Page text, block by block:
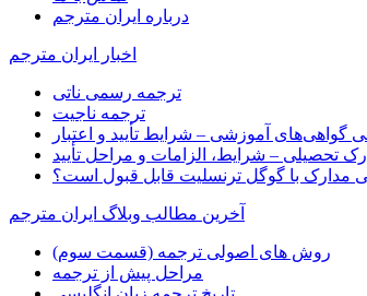
درباره ایران مترجم
اخبار ایران مترجم
ترجمه رسمی ناتی
ترجمه ناجیت
گواهی‌های آموزشی – شرایط تأیید و اعتبار
تحصیلی – شرایط، الزامات و مراحل تأیید
مدارک با گوگل ترنسلیت قابل قبول است؟
آخرین مطالب وبلاگ ایران مترجم
روش های اصولی ترجمه (قسمت سوم)
مراحل پیش از ترجمه